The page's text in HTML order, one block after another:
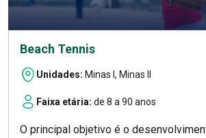
Beach Tennis
Unidades: Minas I, Minas II
Faixa etária: de 8 a 90 anos
O principal objetivo é o